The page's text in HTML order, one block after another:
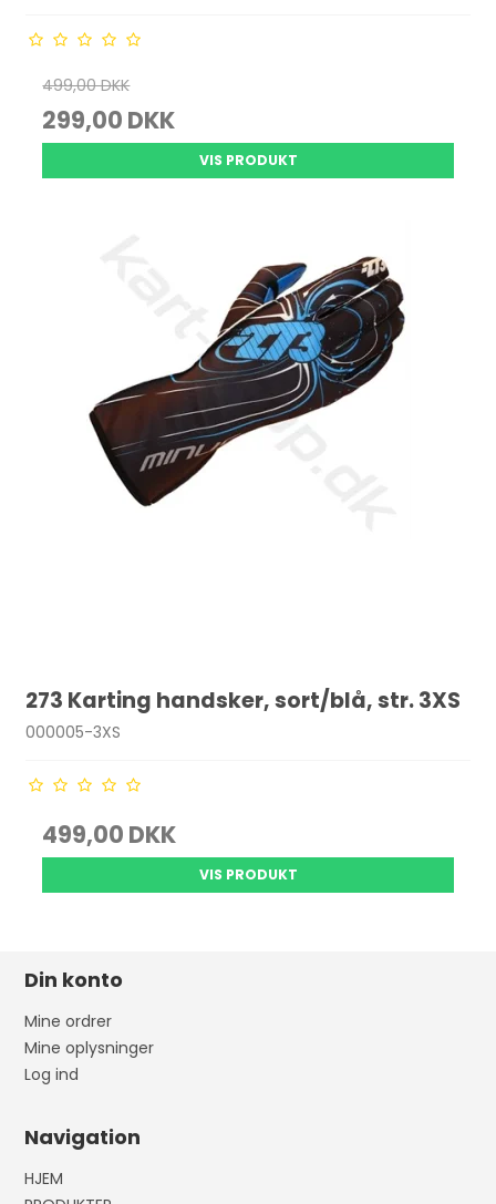
499,00 DKK
299,00 DKK
VIS PRODUKT
273 Karting handsker, sort/blå, str. 3XS
000005-3XS
499,00 DKK
VIS PRODUKT
Din konto
Mine ordrer
Mine oplysninger
Log ind
Navigation
HJEM